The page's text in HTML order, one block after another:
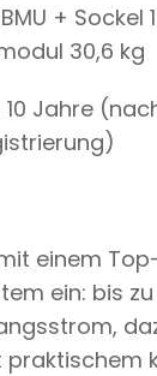
+ Sockel
30,6 kg
Jahre
einem
ein: bis zu
praktischem